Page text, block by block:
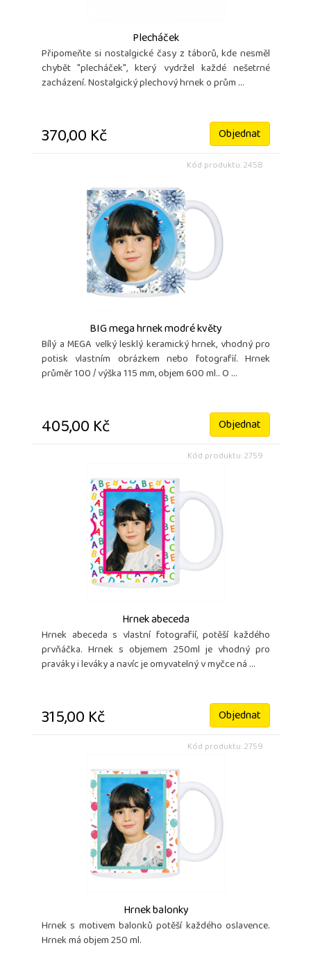
Plecháček
Připomeňte si nostalgické časy z táborů, kde nesměl
chybět "plecháček", který vydržel každé nešetrné
zacházení. Nostalgický plechový hrnek o prům ...
370,00 Kč Objednat
Kód produktu: 2458
BIG mega hrnek modré květy
Bílý a MEGA velký lesklý keramický hrnek, vhodný pro
potisk vlastním obrázkem nebo fotografií. Hrnek
průměr 100 / výška 115 mm, objem 600 ml.. O ...
405,00 Kč Objednat
Kód produktu: 2759
Hrnek abeceda
Hrnek abeceda s vlastní fotografií, potěší každého
prvňáčka. Hrnek s objemem 250ml je vhodný pro
praváky i leváky a navíc je omyvatelný v myčce ná ...
315,00 Kč Objednat
Kód produktu: 2759
Hrnek balonky
Hrnek s motivem balonků potěší každého oslavence.
Hrnek má objem 250 ml.